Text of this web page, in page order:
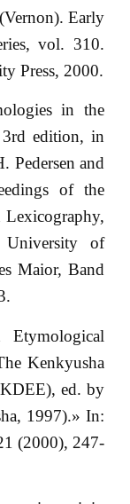
Early
vol. 310.
Press, 2000.
in the
edition, in
Pedersen and
of the
of
Maior, Band
Kenkyusha
ed. by
1997).» In:
(2000), 247-